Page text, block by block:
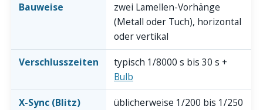
Bauweise
zwei Lamellen-Vorhänge
(Metall oder Tuch), horizontal
oder vertikal
Verschlusszeiten
typisch 1/8000 s bis 30 s +
Bulb
X-Sync (Blitz)
üblicherweise 1/200 bis 1/250